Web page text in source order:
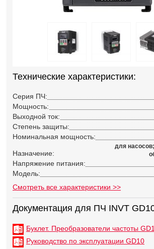
Технические характеристики:
Серия ПЧ:
Мощность:
Выходной ток:
Степень защиты:
Номинальная мощность:
Назначение:
для
Напряжение питания:
Модель:
Смотреть все характеристики >>
Документация для ПЧ INVT
Буклет. Преобразователи частоты
Руководство по эксплуатации GD10